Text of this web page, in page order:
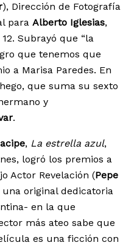
), Dirección de Fotografía
para Alberto Iglesias,
Subrayó que “la
que tenemos que
a Marisa Paredes. En
que suma su sexto
y
.
, La estrella azul,
logró los premios a
Actor Revelación (Pepe
original dedicatoria
en la que
más ateo sabe que
es una ficción con